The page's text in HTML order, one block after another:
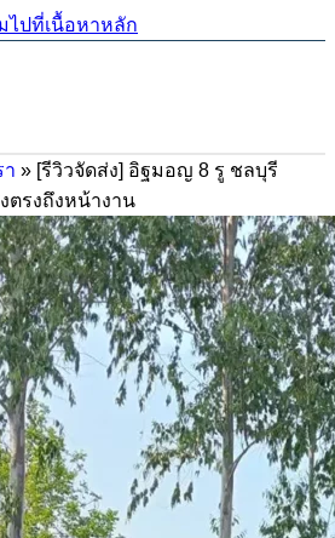
ไปที่เนื้อหาหลัก
า » [รีวิวจัดส่ง] อิฐมอญ 8 รู ชลบุรี
ตรงถึงหน้างาน